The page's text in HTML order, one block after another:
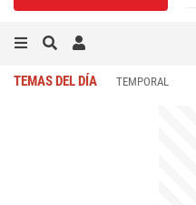
TEMAS DEL DÍA TEMPORAL